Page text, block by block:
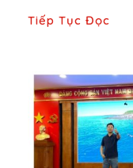
Tiếp Tục Đọc